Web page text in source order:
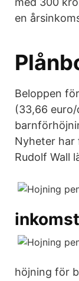
en
Beloppen
(33,66
Nyheter har
Rudolf Wall
höjning för